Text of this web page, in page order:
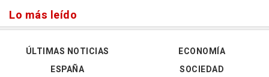
Lo más leído
ÚLTIMAS NOTICIAS
ESPAÑA
ECONOMÍA
SOCIEDAD